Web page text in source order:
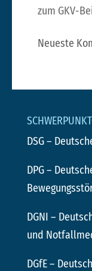
zum GKV-
Neueste
DSG–
DPG–
DGNI –
und
DGfE–